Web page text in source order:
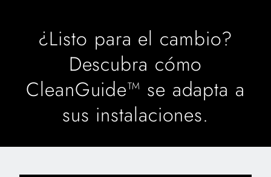
¿Listo para el cambio?
Descubra cómo
CleanGuide™ se adapta a
sus instalaciones.